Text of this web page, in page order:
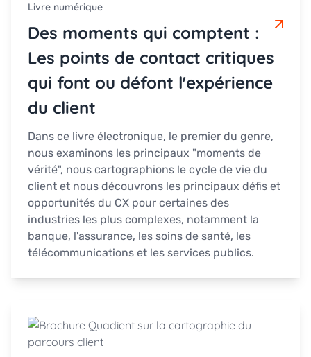
Livre numérique
Des moments qui comptent :
Les points de contact critiques
qui font ou défont l'expérience
du client
Dans ce livre électronique, le premier du genre,
nous examinons les principaux "moments de
vérité", nous cartographions le cycle de vie du
client et nous découvrons les principaux défis et
opportunités du CX pour certaines des
industries les plus complexes, notamment la
banque, l'assurance, les soins de santé, les
télécommunications et les services publics.